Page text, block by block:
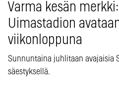
Varma kesän
Uimastadion
viikonloppuna
Sunnuntaina juhlitaan avajaisia
säestyksellä.